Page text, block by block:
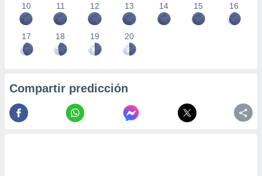
10 11 12 13 14 15 16
17 18 19 20
Compartir predicción